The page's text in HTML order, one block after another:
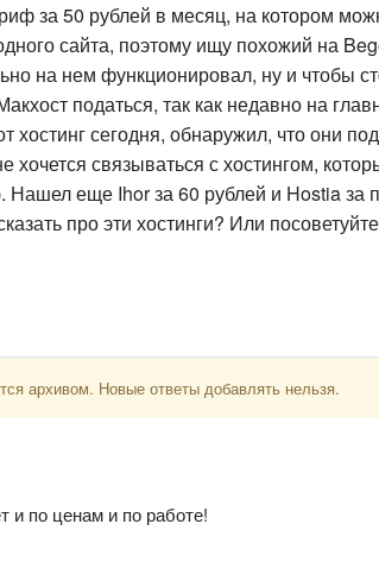
за 50 рублей в месяц, на котором
сайта, поэтому ищу похожий на
на нем функционировал, ну и чтобы
податься, так как недавно на
хостинг сегодня, обнаружил, что они
хочется связываться с хостингом,
еще Ihor за 60 рублей и Hostia за
про эти хостинги? Или
архивом. Новые ответы добавлять нельзя.
и по ценам и по работе!